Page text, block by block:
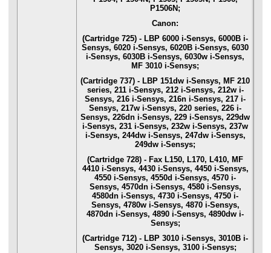
P1506N;
Canon:
(Cartridge 725) - LBP 6000 i-Sensys, 6000B i-
Sensys, 6020 i-Sensys, 6020B i-Sensys, 6030
i-Sensys, 6030B i-Sensys, 6030w i-Sensys,
MF 3010 i-Sensys;
(Cartridge 737) - LBP 151dw i-Sensys, MF 210
series, 211 i-Sensys, 212 i-Sensys, 212w i-
Sensys, 216 i-Sensys, 216n i-Sensys, 217 i-
Sensys, 217w i-Sensys, 220 series, 226 i-
Sensys, 226dn i-Sensys, 229 i-Sensys, 229dw
i-Sensys, 231 i-Sensys, 232w i-Sensys, 237w
i-Sensys, 244dw i-Sensys, 247dw i-Sensys,
249dw i-Sensys;
(Cartridge 728) - Fax L150, L170, L410, MF
4410 i-Sensys, 4430 i-Sensys, 4450 i-Sensys,
4550 i-Sensys, 4550d i-Sensys, 4570 i-
Sensys, 4570dn i-Sensys, 4580 i-Sensys,
4580dn i-Sensys, 4730 i-Sensys, 4750 i-
Sensys, 4780w i-Sensys, 4870 i-Sensys,
4870dn i-Sensys, 4890 i-Sensys, 4890dw i-
Sensys;
(Cartridge 712) - LBP 3010 i-Sensys, 3010B i-
Sensys, 3020 i-Sensys, 3100 i-Sensys;